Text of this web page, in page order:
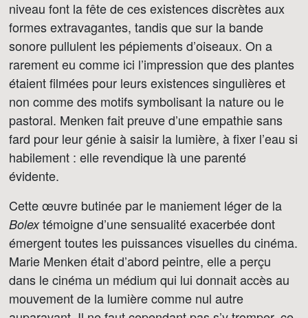
niveau font la fête de ces existences discrètes aux
formes extravagantes, tandis que sur la bande
sonore pullulent les pépiements d’oiseaux. On a
rarement eu comme ici l’impression que des plantes
étaient filmées pour leurs existences singulières et
non comme des motifs symbolisant la nature ou le
pastoral. Menken fait preuve d’une empathie sans
fard pour leur génie à saisir la lumière, à fixer l’eau si
habilement : elle revendique là une parenté
évidente.
Cette œuvre butinée par le maniement léger de la
Bolextémoigne d’une sensualité exacerbée dont
émergent toutes les puissances visuelles du cinéma.
Marie Menken était d’abord peintre, elle a perçu
dans le cinéma un médium qui lui donnait accès au
mouvement de la lumière comme nul autre